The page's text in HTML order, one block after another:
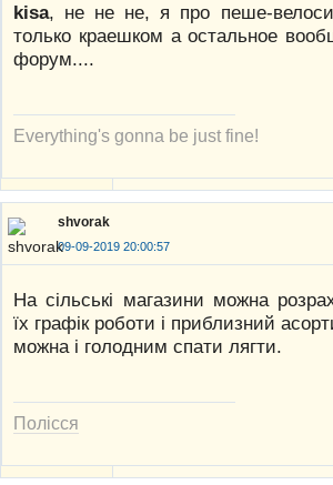
kisa, не не не, я про пеше-
только краешком а остальное
форум....
Everything's gonna be just fine!
shvorak
09-09-2019 20:00:57
На сільські магазини можна
їх графік роботи і приблизний
можна і голодним спати лягти.
Полісся